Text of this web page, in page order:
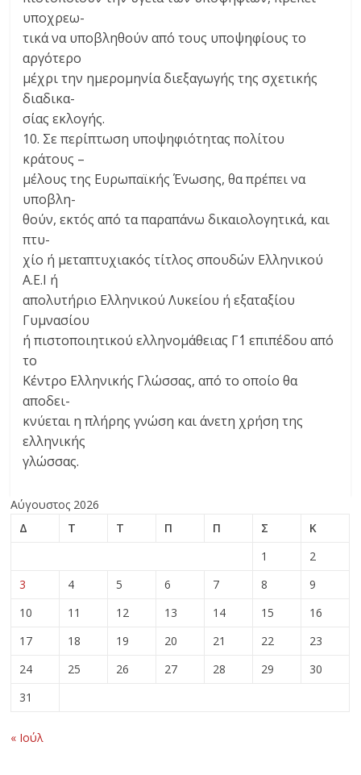
υποχρεω-
τικά να υποβληθούν από τους υποψηφίους το
αργότερο
μέχρι την ημερομηνία διεξαγωγής της σχετικής
διαδικα-
σίας εκλογής.
10. Σε περίπτωση υποψηφιότητας πολίτου
κράτους –
μέλους της Ευρωπαϊκής Ένωσης, θα πρέπει να
υποβλη-
θούν, εκτός από τα παραπάνω δικαιολογητικά, και
πτυ-
χίο ή μεταπτυχιακός τίτλος σπουδών Ελληνικού
Α.Ε.Ι ή
απολυτήριο Ελληνικού Λυκείου ή εξαταξίου
Γυμνασίου
ή πιστοποιητικού ελληνομάθειας Γ΄1 επιπέδου από
το
Κέντρο Ελληνικής Γλώσσας, από το οποίο θα
αποδει-
κνύεται η πλήρης γνώση και άνετη χρήση της
ελληνικής
γλώσσας.
Αύγουστος 2026
Δ
Τ Τ Π Π Σ
Κ
1
2
3
4 5 6 7 8
9
10
11 12 13 14 15
16
17
18 19 20 21 22
23
24
25 26 27 28 29
30
31
« Ιούλ